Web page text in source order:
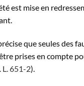
est mise en
que seules des
prises en compte
L. 651-2).